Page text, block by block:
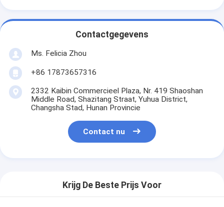
Contactgegevens
Ms. Felicia Zhou
+86 17873657316
2332 Kaibin Commercieel Plaza, Nr. 419 Shaoshan
Middle Road, Shazitang Straat, Yuhua District,
Changsha Stad, Hunan Provincie
Contact nu
Krijg De Beste Prijs Voor